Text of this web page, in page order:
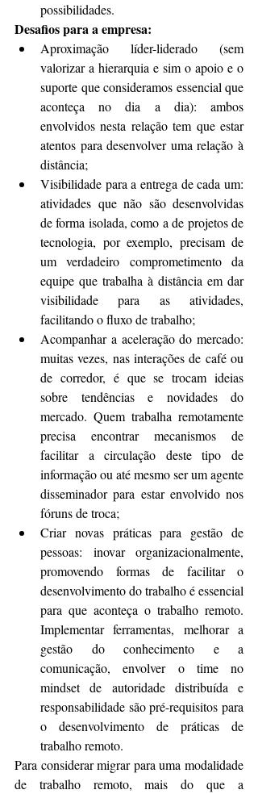
possibilidades.
Desafios para a empresa:
Aproximação líder-liderado (sem
valorizar a hierarquia e sim o apoio e o
suporte que consideramos essencial que
aconteça no dia a dia): ambos
envolvidos nesta relação tem que estar
atentos para desenvolver uma relação à
distância;
Visibilidade para a entrega de cada um:
atividades que não são desenvolvidas
de forma isolada, como a de projetos de
tecnologia, por exemplo, precisam de
um verdadeiro comprometimento da
equipe que trabalha à distância em dar
visibilidade para as atividades,
facilitando o fluxo de trabalho;
Acompanhar a aceleração do mercado:
muitas vezes, nas interações de café ou
de corredor, é que se trocam ideias
sobre tendências e novidades do
mercado. Quem trabalha remotamente
precisa encontrar mecanismos de
facilitar a circulação deste tipo de
informação ou até mesmo ser um agente
disseminador para estar envolvido nos
fóruns de troca;
Criar novas práticas para gestão de
pessoas: inovar organizacionalmente,
promovendo formas de facilitar o
desenvolvimento do trabalho é essencial
para que aconteça o trabalho remoto.
Implementar ferramentas, melhorar a
gestão do conhecimento e a
comunicação, envolver o time no
mindset de autoridade distribuída e
responsabilidade são pré-requisitos para
o desenvolvimento de práticas de
trabalho remoto.
Para considerar migrar para uma modalidade
de trabalho remoto, mais do que a